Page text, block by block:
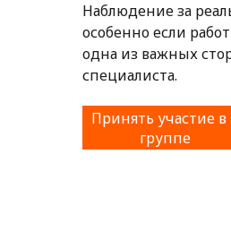
Наблюдение за
особенно если
одна из важных
специалиста.
Принять участие в
группе